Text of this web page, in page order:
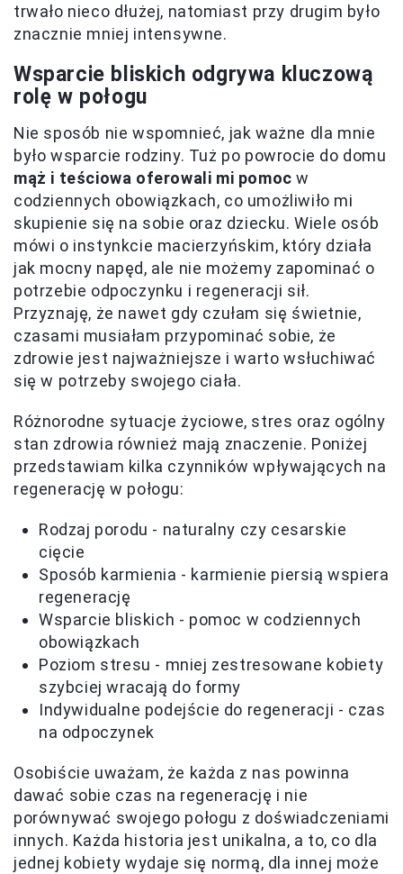
trwało nieco dłużej, natomiast przy drugim było
znacznie mniej intensywne.
Wsparcie bliskich odgrywa kluczową
rolę w połogu
Nie sposób nie wspomnieć, jak ważne dla mnie
było wsparcie rodziny. Tuż po powrocie do domu
mąż i teściowa oferowali mi pomoc w
codziennych obowiązkach, co umożliwiło mi
skupienie się na sobie oraz dziecku. Wiele osób
mówi o instynkcie macierzyńskim, który działa
jak mocny napęd, ale nie możemy zapominać o
potrzebie odpoczynku i regeneracji sił.
Przyznaję, że nawet gdy czułam się świetnie,
czasami musiałam przypominać sobie, że
zdrowie jest najważniejsze i warto wsłuchiwać
się w potrzeby swojego ciała.
Różnorodne sytuacje życiowe, stres oraz ogólny
stan zdrowia również mają znaczenie. Poniżej
przedstawiam kilka czynników wpływających na
regenerację w połogu:
Rodzaj porodu - naturalny czy cesarskie
cięcie
Sposób karmienia - karmienie piersią wspiera
regenerację
Wsparcie bliskich - pomoc w codziennych
obowiązkach
Poziom stresu - mniej zestresowane kobiety
szybciej wracają do formy
Indywidualne podejście do regeneracji - czas
na odpoczynek
Osobiście uważam, że każda z nas powinna
dawać sobie czas na regenerację i nie
porównywać swojego połogu z doświadczeniami
innych. Każda historia jest unikalna, a to, co dla
jednej kobiety wydaje się normą, dla innej może